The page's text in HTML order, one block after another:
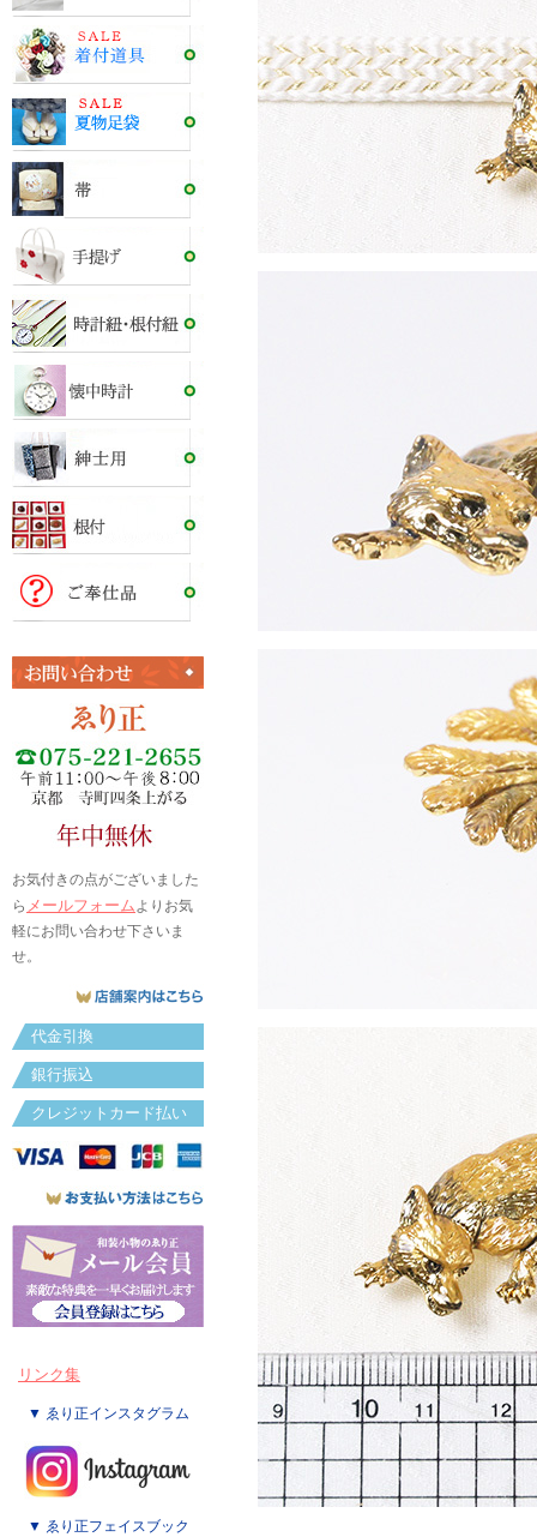
お気付きの点がございました
ら メールフォームよりお気
軽にお問い合わせ下さいま
せ。
代金引換
銀行振込
クレジットカード払い
リンク集
▼ ゑり正インスタグラム
▼ ゑり正フェイスブック